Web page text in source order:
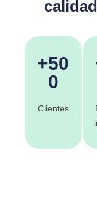
+50
0
Clientes